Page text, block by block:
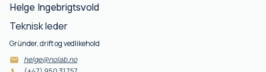
Helge Ingebrigtsvold
Teknisk leder
Gründer, drift og vedlikehold
helge@nolab.no